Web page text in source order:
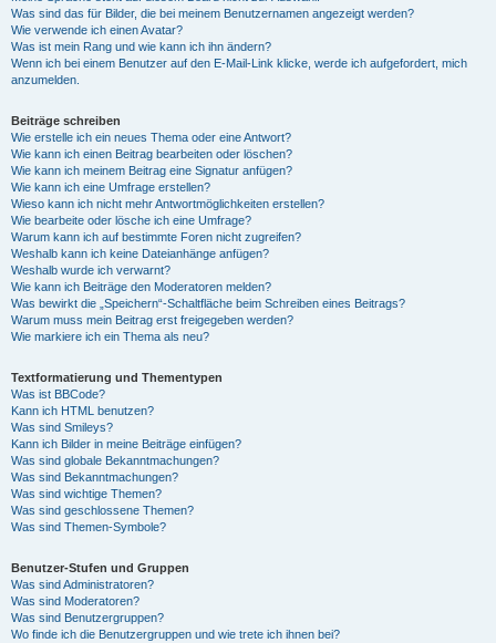
Was sind das für Bilder, die bei meinem Benutzernamen angezeigt werden?
Wie verwende ich einen Avatar?
Was ist mein Rang und wie kann ich ihn ändern?
Wenn ich bei einem Benutzer auf den E-Mail-Link klicke, werde ich aufgefordert, mich
anzumelden.
Beiträge schreiben
Wie erstelle ich ein neues Thema oder eine Antwort?
Wie kann ich einen Beitrag bearbeiten oder löschen?
Wie kann ich meinem Beitrag eine Signatur anfügen?
Wie kann ich eine Umfrage erstellen?
Wieso kann ich nicht mehr Antwortmöglichkeiten erstellen?
Wie bearbeite oder lösche ich eine Umfrage?
Warum kann ich auf bestimmte Foren nicht zugreifen?
Weshalb kann ich keine Dateianhänge anfügen?
Weshalb wurde ich verwarnt?
Wie kann ich Beiträge den Moderatoren melden?
Was bewirkt die „Speichern“-Schaltfläche beim Schreiben eines Beitrags?
Warum muss mein Beitrag erst freigegeben werden?
Wie markiere ich ein Thema als neu?
Textformatierung und Thementypen
Was ist BBCode?
Kann ich HTML benutzen?
Was sind Smileys?
Kann ich Bilder in meine Beiträge einfügen?
Was sind globale Bekanntmachungen?
Was sind Bekanntmachungen?
Was sind wichtige Themen?
Was sind geschlossene Themen?
Was sind Themen-Symbole?
Benutzer-Stufen und Gruppen
Was sind Administratoren?
Was sind Moderatoren?
Was sind Benutzergruppen?
Wo finde ich die Benutzergruppen und wie trete ich ihnen bei?